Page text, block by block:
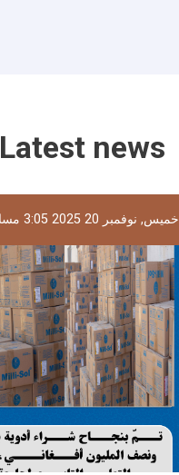
Latest news
خميس, نوفمبر 20 2025 3:05 مساء